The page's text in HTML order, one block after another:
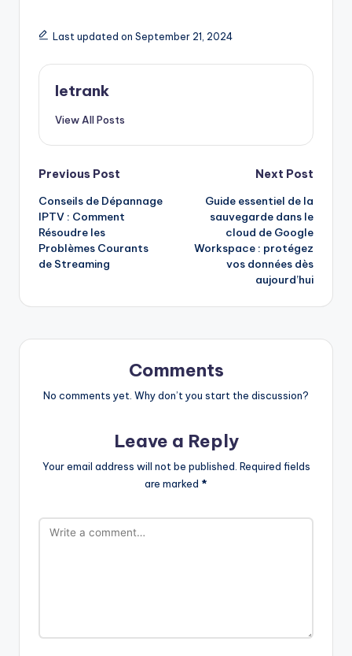
Last updated on September 21, 2024
letrank
View All Posts
Post
navigation
Previous Post
Conseils de Dépannage
IPTV : Comment
Résoudre les
Problèmes Courants
de Streaming
Next Post
Guide essentiel de la
sauvegarde dans le
cloud de Google
Workspace : protégez
vos données dès
aujourd’hui
Comments
No comments yet. Why don’t you start the discussion?
Leave a Reply
Your email address will not be published. Required fields
are marked *